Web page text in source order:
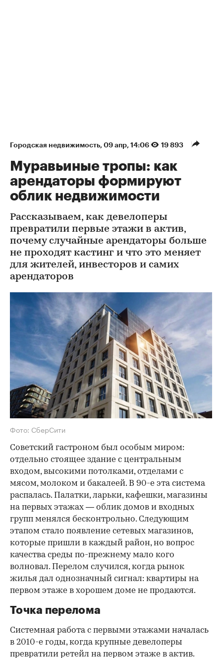
Городская недвижимость 09 апр, 14:06 19 893
Муравьиные тропы: как
арендаторы формируют
облик недвижимости
Рассказываем, как девелоперы
превратили первые этажи в актив,
почему случайные арендаторы больше
не проходят кастинг и что это меняет
для жителей, инвесторов и самих
арендаторов
Фото: СберСити
Советский гастроном был особым миром:
отдельно стоящее здание с центральным
входом, высокими потолками, отделами с
мясом, молоком и бакалеей. В 90-е эта система
распалась. Палатки, ларьки, кафешки, магазины
на первых этажах — облик домов и входных
групп менялся бесконтрольно. Следующим
этапом стало появление сетевых магазинов,
которые пришли в каждый район, но вопрос
качества среды по-прежнему мало кого
волновал. Перелом случился, когда рынок
жилья дал однозначный сигнал: квартиры на
первом этаже в хорошем доме не продаются.
Точка перелома
Системная работа с первыми этажами началась
в 2010-е годы, когда крупные девелоперы
превратили ретейл на первом этаже в актив.